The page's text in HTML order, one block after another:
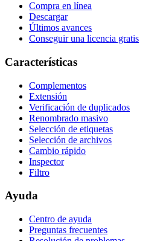
Compra en línea
Descargar
Últimos avances
Conseguir una licencia gratis
Características
Complementos
Extensión
Verificación de duplicados
Renombrado masivo
Selección de etiquetas
Selección de archivos
Cambio rápido
Inspector
Filtro
Ayuda
Centro de ayuda
Preguntas frecuentes